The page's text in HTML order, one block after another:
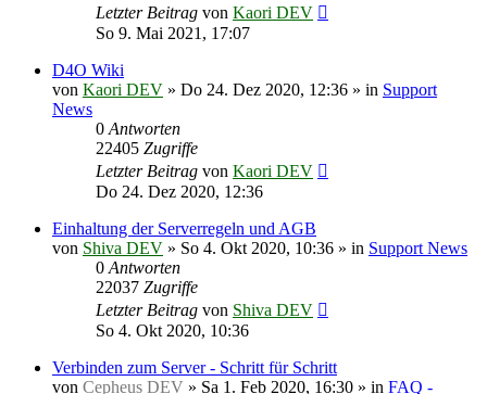
Letzter Beitrag von Kaori DEV
So 9. Mai 2021, 17:07
D4O Wiki
von Kaori DEV » Do 24. Dez 2020, 12:36 » in Support
News
0 Antworten
22405 Zugriffe
Letzter Beitrag von Kaori DEV
Do 24. Dez 2020, 12:36
Einhaltung der Serverregeln und AGB
von Shiva DEV » So 4. Okt 2020, 10:36 » in Support News
0 Antworten
22037 Zugriffe
Letzter Beitrag von Shiva DEV
So 4. Okt 2020, 10:36
Verbinden zum Server - Schritt für Schritt
von Cepheus DEV » Sa 1. Feb 2020, 16:30 » in FAQ -